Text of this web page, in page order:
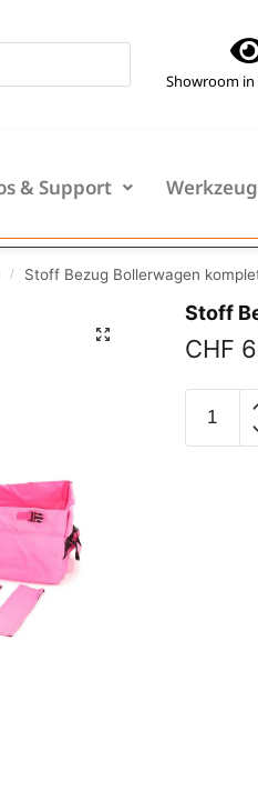
Showroom in
& Support
/ Stoff Bezug Bollerwagen
Stoff
CHF